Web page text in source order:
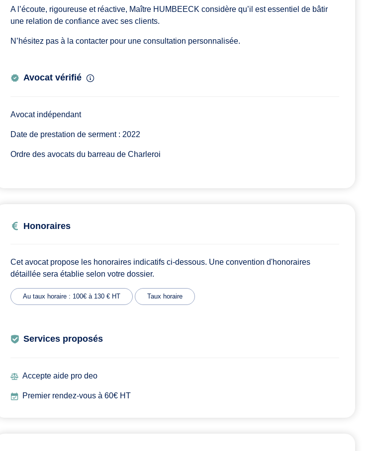
A l’écoute, rigoureuse et réactive, Maître HUMBEECK considère qu’il est essentiel de bâtir
une relation de confiance avec ses clients.
N’hésitez pas à la contacter pour une consultation personnalisée.
Avocat vérifié
Avocat indépendant
Date de prestation de serment : 2022
Ordre des avocats du barreau de Charleroi
Honoraires
Cet avocat propose les honoraires indicatifs ci-dessous. Une convention d'honoraires
détaillée sera établie selon votre dossier.
Au taux horaire : 100€ à 130 € HT Taux horaire
Services proposés
Accepte aide pro deo
Premier rendez-vous à 60€ HT